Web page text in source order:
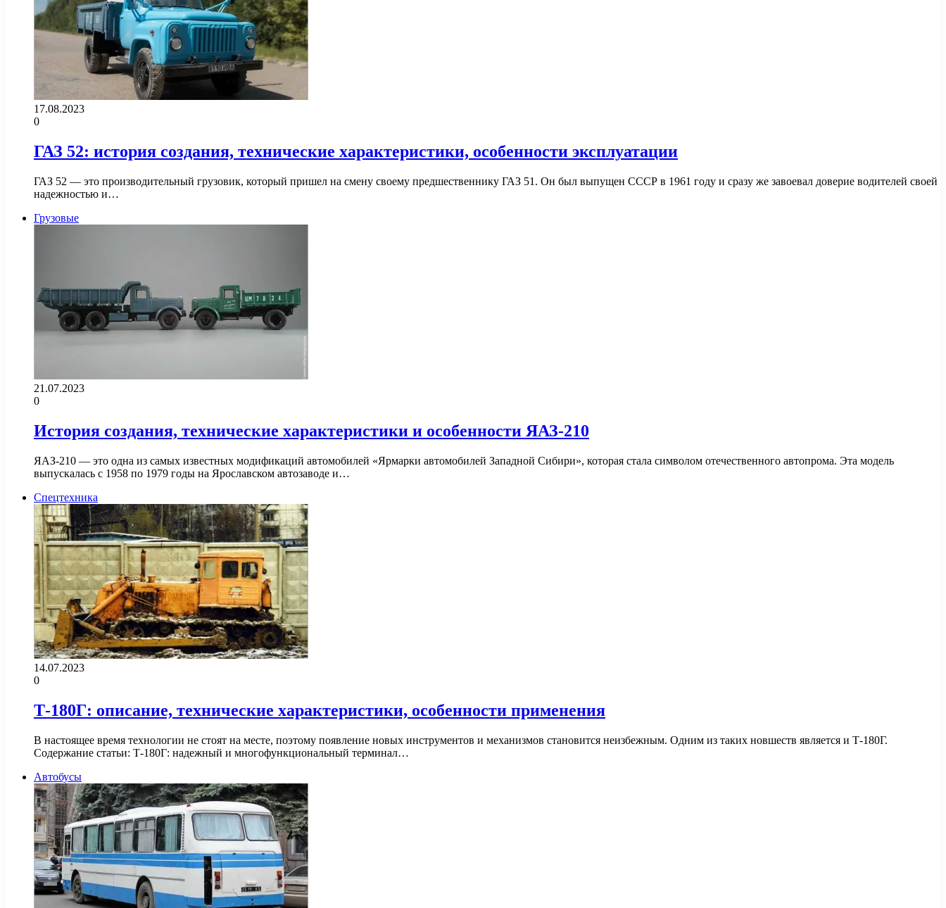
17.08.2023
0
ГАЗ 52: история создания, технические характеристики, особенности эксплуатации
ГАЗ 52 — это производительный грузовик, который пришел на смену своему предшественнику ГАЗ 51. Он был выпущен СССР в 1961 году и сразу же завоевал доверие водителей своей
надежностью и…
Грузовые
21.07.2023
0
История создания, технические характеристики и особенности ЯАЗ-210
ЯАЗ-210 — это одна из самых известных модификаций автомобилей «Ярмарки автомобилей Западной Сибири», которая стала символом отечественного автопрома. Эта модель
выпускалась с 1958 по 1979 годы на Ярославском автозаводе и…
Спецтехника
14.07.2023
0
Т-180Г: описание, технические характеристики, особенности применения
В настоящее время технологии не стоят на месте, поэтому появление новых инструментов и механизмов становится неизбежным. Одним из таких новшеств является и Т-180Г.
Содержание статьи: Т-180Г: надежный и многофункциональный терминал…
Автобусы